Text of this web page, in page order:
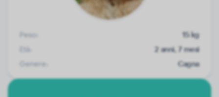
Peso:
15 kg
Età:
2 anni, 7 mesi
Genere:
Cagna